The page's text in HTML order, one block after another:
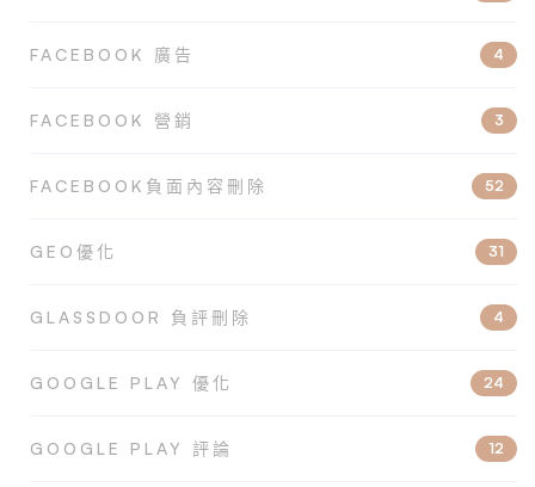
FACEBOOK 廣告 4
FACEBOOK 營銷 3
FACEBOOK負面內容刪除 52
GEO優化 31
GLASSDOOR 負評刪除 4
GOOGLE PLAY 優化 24
GOOGLE PLAY 評論 12